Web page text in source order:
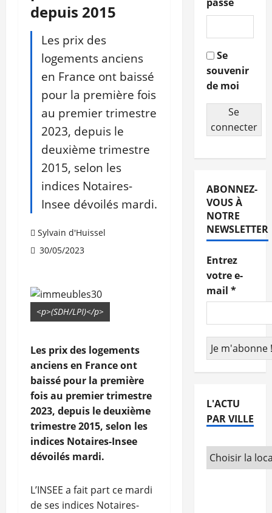
depuis 2015
Les prix des
logements anciens
en France ont baissé
pour la première fois
au premier trimestre
2023, depuis le
deuxième trimestre
2015, selon les
indices Notaires-
Insee dévoilés mardi.
Sylvain d'Huissel
30/05/2023
<p>(SDH/LPI)</p>
Les prix des logements
anciens en France ont
baissé pour la première
fois au premier trimestre
2023, depuis le deuxième
trimestre 2015, selon les
indices Notaires-Insee
dévoilés mardi.
L’INSEE a fait part ce mardi
de ses indices Notaires-
Se
souvenir
de moi
Se
connecter
ABONNEZ-
VOUS À
NOTRE
NEWSLETTER
Entrez
votre e-
mail *
L'ACTU
PAR VILLE